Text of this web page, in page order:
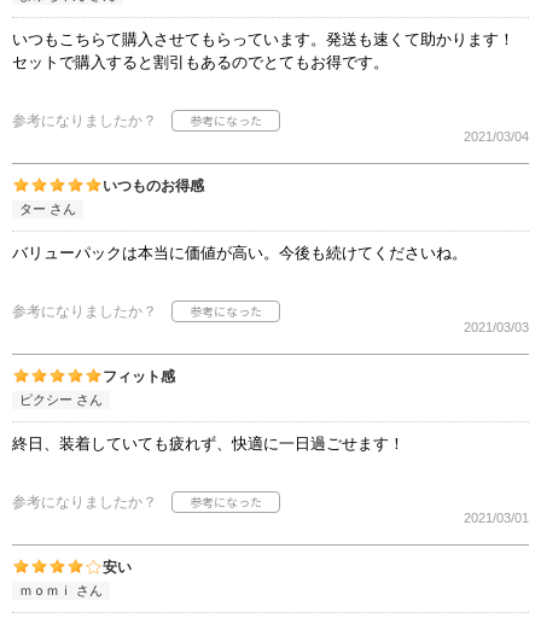
いつもこちらて購入させてもらっています。発送も速くて助かります！
セットで購入すると割引もあるのでとてもお得です。
参考になりましたか？
2021/03/04
いつものお得感
ター さん
バリューパックは本当に価値が高い。今後も続けてくださいね。
参考になりましたか？
2021/03/03
フィット感
ピクシー さん
終日、装着していても疲れず、快適に一日過ごせます！
参考になりましたか？
2021/03/01
安い
ｍｏｍｉ さん